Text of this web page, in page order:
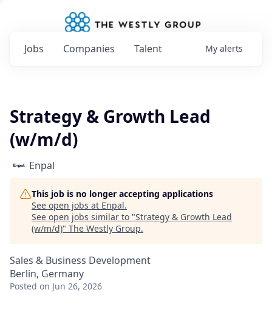
Jobs Companies Talent My alerts
Strategy & Growth Lead
(w/m/d)
Enpal
This job is no longer accepting applications
See open jobs at Enpal.
See open jobs similar to "Strategy & Growth Lead
(w/m/d)" The Westly Group.
Sales & Business Development
Berlin, Germany
Posted on Jun 26, 2026